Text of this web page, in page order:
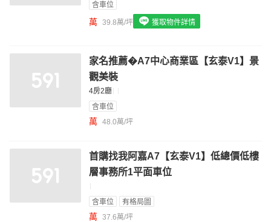
我想找具垃圾處理的物件
含車位
萬 39.8萬/坪 獲取物件詳情
家名推薦�A7中心商業區【玄泰V1】景
觀美裝
4房2廳
含車位
萬 48.0萬/坪
首購找我阿嘉A7【玄泰V1】低總價低樓
層事務所1平面車位
含車位 有格局圖
萬 37.6萬/坪